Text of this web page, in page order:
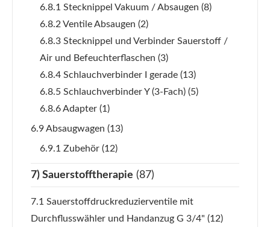
6.8.1 Stecknippel Vakuum / Absaugen (8)
6.8.2 Ventile Absaugen (2)
6.8.3 Stecknippel und Verbinder Sauerstoff /
Air und Befeuchterflaschen (3)
6.8.4 Schlauchverbinder I gerade (13)
6.8.5 Schlauchverbinder Y (3-Fach) (5)
6.8.6 Adapter (1)
6.9 Absaugwagen (13)
6.9.1 Zubehör (12)
7) Sauerstofftherapie (87)
7.1 Sauerstoffdruckreduzierventile mit
Durchflusswähler und Handanzug G 3/4" (12)